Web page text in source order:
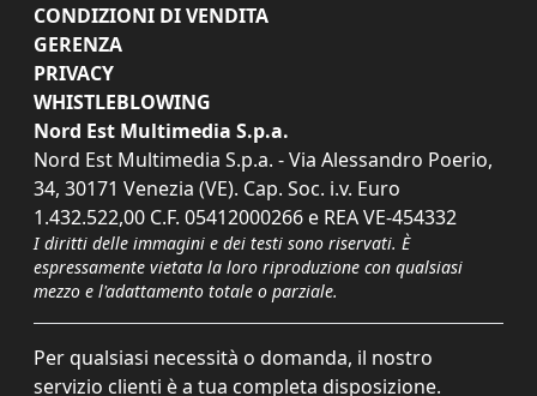
CONDIZIONI DI VENDITA
GERENZA
PRIVACY
WHISTLEBLOWING
Nord Est Multimedia S.p.a.
Nord Est Multimedia S.p.a. - Via Alessandro Poerio,
34, 30171 Venezia (VE). Cap. Soc. i.v. Euro
1.432.522,00 C.F. 05412000266 e REA VE-454332
I diritti delle immagini e dei testi sono riservati. È
espressamente vietata la loro riproduzione con qualsiasi
mezzo e l'adattamento totale o parziale.
Per qualsiasi necessità o domanda, il nostro
servizio clienti è a tua completa disposizione.